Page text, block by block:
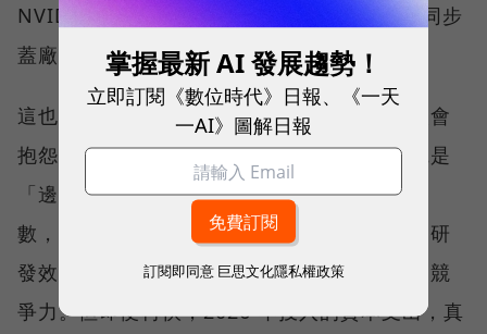
NVIDIA）反覆測試良率，最後一年半至兩年同步
蓋廠與試產。
這也解釋了為什麼台積電在美國蓋廠時，工人會
抱怨圖紙改來改去。因為為了搶時間，台積電是
「邊測試邊蓋廠」，一旦實驗室測出更好的參
數，圖紙就得立刻翻修。這種「台灣特色」的研
發效率，是外國廠商很難理解、也難以模仿的競
爭力。但即便再快，2026 年投入的資本支出，真
掌握最新 AI 發展趨勢！
立即訂閱《數位時代》日報、《一天
一AI》圖解日報
訂閱即同意 巨思文化隱私權政策